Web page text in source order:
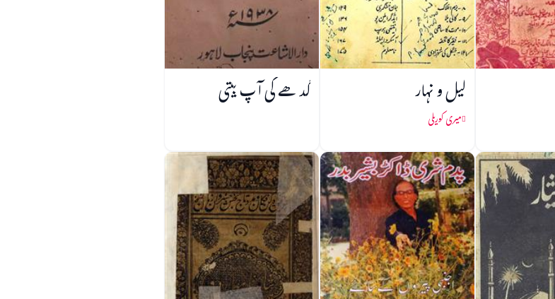
لیل و نہار
میری کوریلی
گدھے کی آپ بیتی